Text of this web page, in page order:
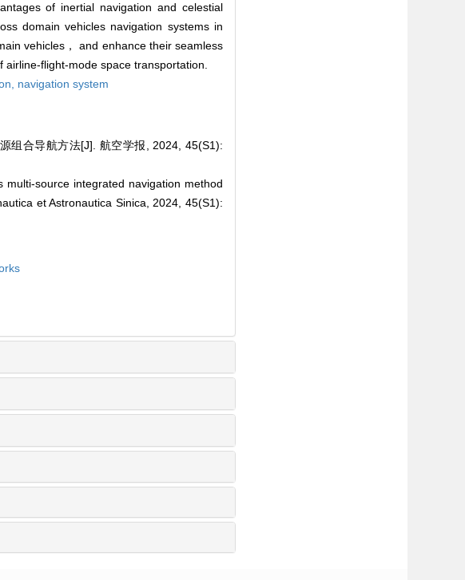
of inertial navigation and celestial
domain vehicles navigation systems in
vehicles， and enhance their seamless
flight-mode space transportation.
navigation system
组合导航方法[J]. 航空学报, 2024, 45(S1):
multi-source integrated navigation method
et Astronautica Sinica, 2024, 45(S1):